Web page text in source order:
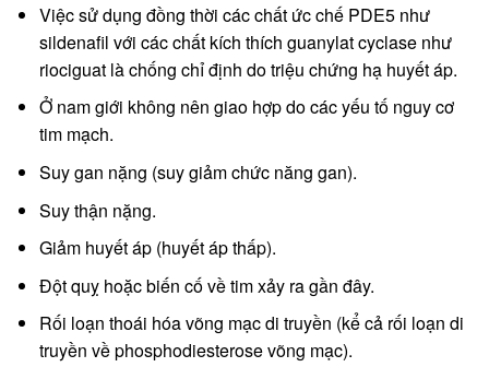
Việc sử dụng đồng thời các chất ức chế PDE5 như
sildenafil với các chất kích thích guanylat cyclase như
riociguat là chống chỉ định do triệu chứng hạ huyết áp.
Ở nam giới không nên giao hợp do các yếu tố nguy cơ
tim mạch.
Suy gan nặng (suy giảm chức năng gan).
Suy thận nặng.
Giảm huyết áp (huyết áp thấp).
Đột quỵ hoặc biến cố về tim xảy ra gần đây.
Rối loạn thoái hóa võng mạc di truyền (kể cả rối loạn di
truyền về phosphodiesterose võng mạc).